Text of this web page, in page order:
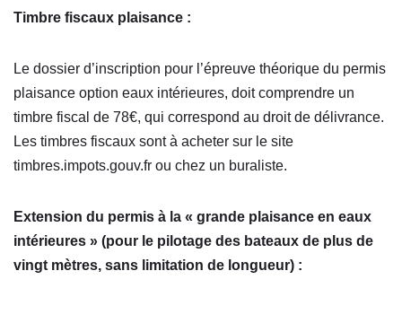
Timbre fiscaux plaisance :
Le dossier d’inscription pour l’épreuve théorique du permis
plaisance option eaux intérieures, doit comprendre un
timbre fiscal de 78€, qui correspond au droit de délivrance.
Les timbres fiscaux sont à acheter sur le site
timbres.impots.gouv.fr ou chez un buraliste.
Extension du permis à la « grande plaisance en eaux
intérieures » (pour le pilotage des bateaux de plus de
vingt mètres, sans limitation de longueur) :